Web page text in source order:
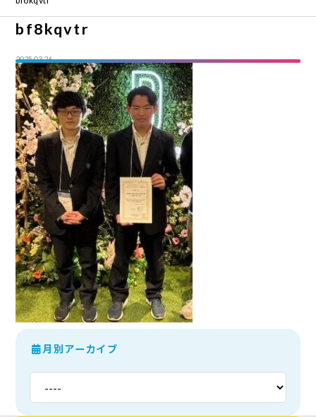
bf8kqvtr
2025.03.26
月別アーカイブ